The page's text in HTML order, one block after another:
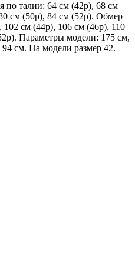
по талии: 64 см (42р), 68 см
см (50р), 84 см (52р). Обмер
102 см (44р), 106 см (46р), 110
Параметры модели: 175 см,
94 см. На модели размер 42.